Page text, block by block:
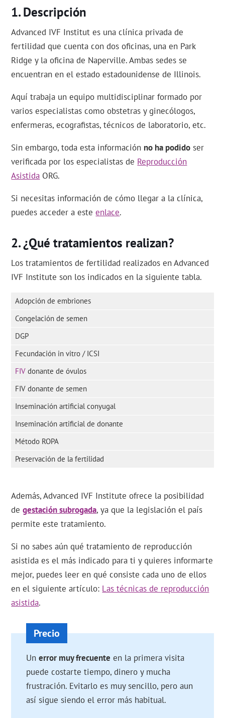
Descripción
Advanced IVF Institut es una clínica privada de
fertilidad que cuenta con dos oficinas, una en Park
Ridge y la oficina de Naperville. Ambas sedes se
encuentran en el estado estadounidense de Illinois.
Aquí trabaja un equipo multidisciplinar formado por
varios especialistas como obstetras y ginecólogos,
enfermeras, ecografistas, técnicos de laboratorio, etc.
Sin embargo, toda esta información no ha podido ser
verificada por los especialistas de Reproducción
Asistida ORG.
Si necesitas información de cómo llegar a la clínica,
puedes acceder a esteenlace.
¿Qué tratamientos realizan?
Los tratamientos de fertilidad realizados en Advanced
IVF Institute son los indicados en la siguiente tabla.
Adopción de embriones
Congelación de semen
DGP
Fecundación in vitro / ICSI
FIV donante de óvulos
FIV donante de semen
Inseminación artificial conyugal
Inseminación artificial de donante
Método ROPA
Preservación de la fertilidad
Además, Advanced IVF Institute ofrece la posibilidad
degestación subrogada, ya que la legislación el país
permite este tratamiento.
Si no sabes aún qué tratamiento de reproducción
asistida es el más indicado para ti y quieres informarte
mejor, puedes leer en qué consiste cada uno de ellos
en el siguiente artículo: Las técnicas de reproducción
asistida.
Unerror muy frecuente en la primera visita
puede costarte tiempo, dinero y mucha
frustración. Evitarlo es muy sencillo, pero aun
así sigue siendo el error más habitual.